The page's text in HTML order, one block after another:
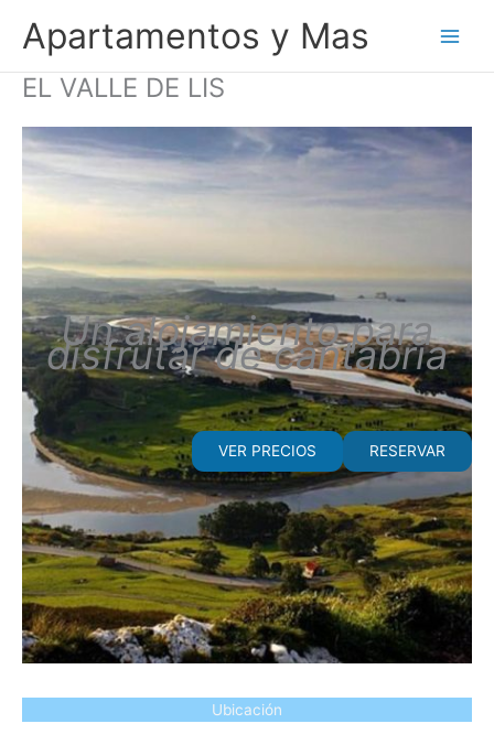
contenido
Apartamentos y Mas
EL VALLE DE LIS
Un alojamiento para
disfrutar de cantabria
VER PRECIOS RESERVAR
Ubicación